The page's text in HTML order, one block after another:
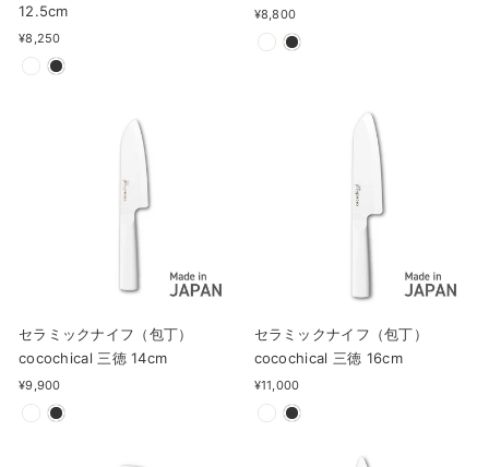
12.5cm
¥8,250
¥8,800
セラミックナイフ（包丁）
cocochical 三徳 14cm
¥9,900
セラミックナイフ（包丁）
cocochical 三徳 16cm
¥11,000